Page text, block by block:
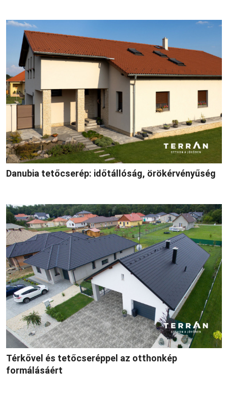
Danubia tetőcserép: időtállóság, örökérvényűség
Térkővel és tetőcseréppel az otthonkép
formálásáért